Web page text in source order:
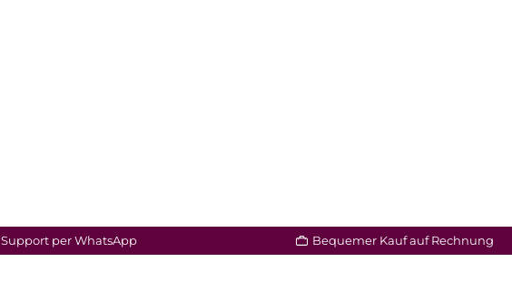
Support per WhatsApp Bequemer Kauf auf Rechnung